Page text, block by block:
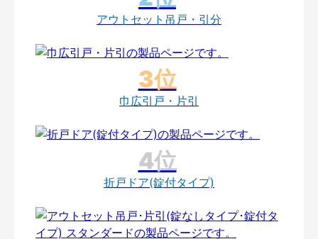
アウトセット吊戸・引分
巾広引戸・片引
折戸ドア(錠付タイプ)